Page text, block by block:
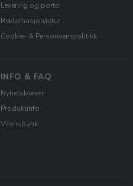
Levering og porto
Reklamasjon/retur
Cookie- & Personvernpolitikk
INFO & FAQ
Nyhetsbrever
Produktinfo
Vitensbank